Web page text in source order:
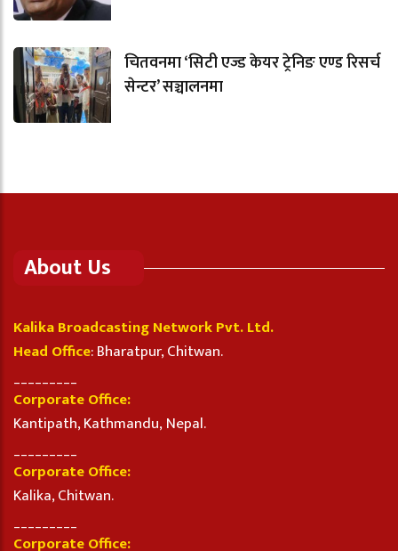
चितवनमा ‘सिटी एज्ड केयर ट्रेनिङ एण्ड रिसर्च
सेन्टर’ सञ्चालनमा
About Us
Kalika Broadcasting Network Pvt. Ltd.
Head Office: Bharatpur, Chitwan.
Corporate Office:
Kantipath, Kathmandu, Nepal.
Corporate Office:
Kalika, Chitwan.
Corporate Office: